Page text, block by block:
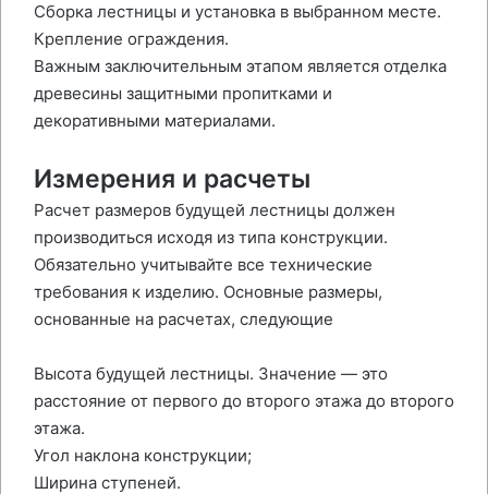
Сборка лестницы и установка в выбранном месте.
Крепление ограждения.
Важным заключительным этапом является отделка
древесины защитными пропитками и
декоративными материалами.
Измерения и расчеты
Расчет размеров будущей лестницы должен
производиться исходя из типа конструкции.
Обязательно учитывайте все технические
требования к изделию. Основные размеры,
основанные на расчетах, следующие
Высота будущей лестницы. Значение — это
расстояние от первого до второго этажа до второго
этажа.
Угол наклона конструкции;
Ширина ступеней.